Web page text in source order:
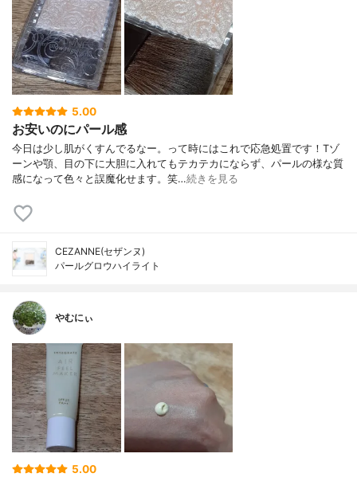
5.00
お安いのにパール感
今日は少し肌がくすんでるなー。って時にはこれで応急処置です！Tゾ
ーンや顎、目の下に大胆に入れてもテカテカにならず、パールの様な質
感になって色々と誤魔化せます。笑…続きを見る
CEZANNE(セザンヌ)
パールグロウハイライト
やむにぃ
5.00